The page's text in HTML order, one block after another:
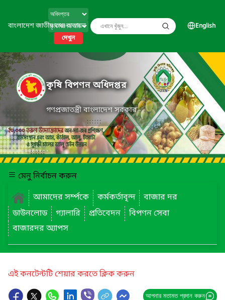
বাংলাদেশ জাতীয় তথ্য বাতায়ন
দেখুন
English
কৃষি বিপণন অধিদপ্তর
গণপ্রজাতন্ত্রী বাংলাদেশ সরকার
মেনু নির্বাচন করুন
আমাদের সর্ম্পকে
কর্মকর্তাবৃন্দ
বাজার দর
ডাউনলোড
গ্যালারি প্রতিবেদন
বিপণন সেবা
বাজারদর অ্যাপস
এই কনটেন্টটি শেয়ার করতে ক্লিক করুন
আপনার মতামত প্রদান করুন